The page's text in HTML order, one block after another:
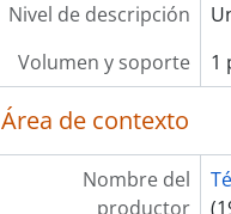
Nivel de descripción
Volumen y soporte
1
Área de contexto
Nombre del
productor